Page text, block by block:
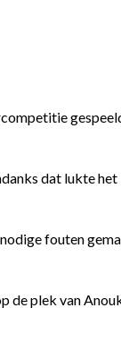
dat lukte
fouten
de plek van